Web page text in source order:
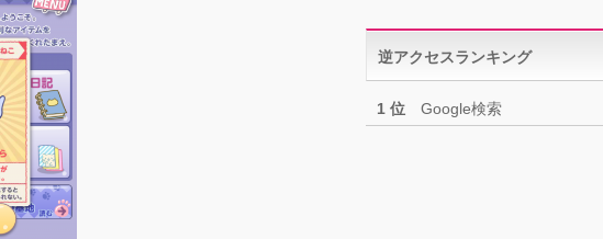
リ
ー逆アクセスランキング
1 位 Google検索